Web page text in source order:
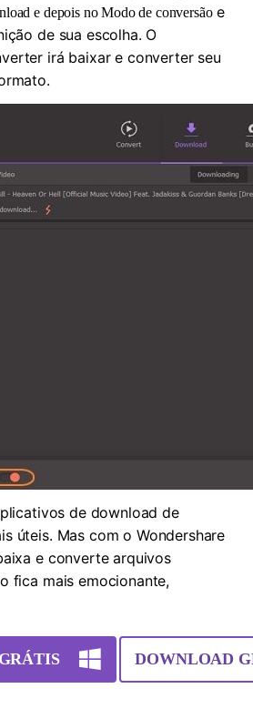
e depois no Modo de conversãoe
de sua escolha. O
irá baixar e converter seu
de download de
úteis. Mas com o Wondershare
e converte arquivos
fica mais emocionante,
DOWNLOAD